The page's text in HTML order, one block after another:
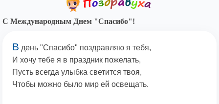
С Международным Днем "Спасибо"!
В день "Спасибо" поздравляю я тебя,
И хочу тебе я в праздник пожелать,
Пусть всегда улыбка светится твоя,
Чтобы можно было мир ей освещать.